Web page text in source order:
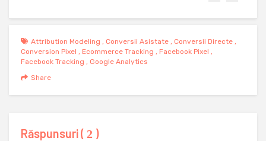
Attribution Modeling , Conversii Asistate , Conversii Directe ,
Conversion Pixel , Ecommerce Tracking , Facebook Pixel ,
Facebook Tracking , Google Analytics
Share
Răspunsuri ( 2 )